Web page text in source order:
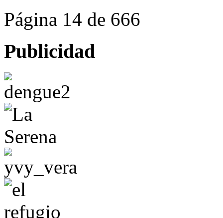
Página 14 de 666
Publicidad